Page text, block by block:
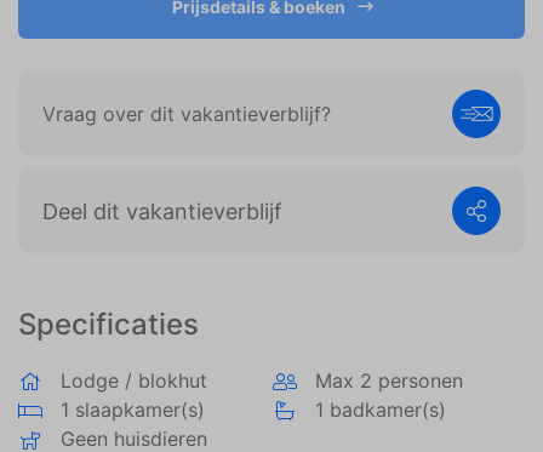
Specificaties
Lodge / blokhut
Max 2 personen
1 slaapkamer(s)
1 badkamer(s)
Geen huisdieren
Prijsdetails & boeken
Vraag over dit vakantieverblijf?
Deel dit vakantieverblijf
weergeven die zijn afgestemd op en relevant zijn